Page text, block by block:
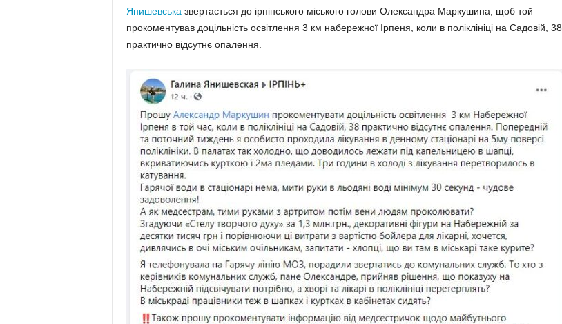
Янишевська звертається до ірпінського міського голови Олександра Маркушина, щоб той
прокоментував доцільність освітлення 3 км набережної Ірпеня, коли в поліклініці на Садовій, 38
практично відсутнє опалення.